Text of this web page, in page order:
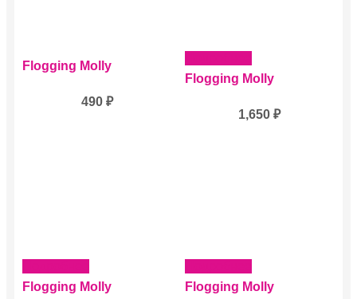
Flogging Molly
490₽
Flogging Molly
1,650₽
Flogging Molly
Flogging Molly